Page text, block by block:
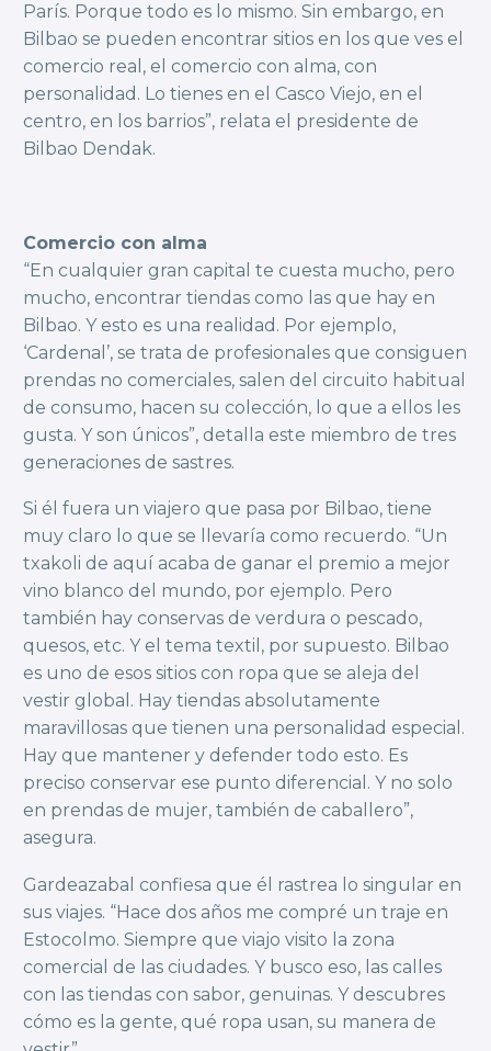
París. Porque todo es lo mismo. Sin embargo, en
Bilbao se pueden encontrar sitios en los que ves el
comercio real, el comercio con alma, con
personalidad. Lo tienes en el Casco Viejo, en el
centro, en los barrios”, relata el presidente de
Bilbao Dendak.
Comercio con alma
“En cualquier gran capital te cuesta mucho, pero
mucho, encontrar tiendas como las que hay en
Bilbao. Y esto es una realidad. Por ejemplo,
‘Cardenal’, se trata de profesionales que consiguen
prendas no comerciales, salen del circuito habitual
de consumo, hacen su colección, lo que a ellos les
gusta. Y son únicos”, detalla este miembro de tres
generaciones de sastres.
Si él fuera un viajero que pasa por Bilbao, tiene
muy claro lo que se llevaría como recuerdo. “Un
txakoli de aquí acaba de ganar el premio a mejor
vino blanco del mundo, por ejemplo. Pero
también hay conservas de verdura o pescado,
quesos, etc. Y el tema textil, por supuesto. Bilbao
es uno de esos sitios con ropa que se aleja del
vestir global. Hay tiendas absolutamente
maravillosas que tienen una personalidad especial.
Hay que mantener y defender todo esto. Es
preciso conservar ese punto diferencial. Y no solo
en prendas de mujer, también de caballero”,
asegura.
Gardeazabal confiesa que él rastrea lo singular en
sus viajes. “Hace dos años me compré un traje en
Estocolmo. Siempre que viajo visito la zona
comercial de las ciudades. Y busco eso, las calles
con las tiendas con sabor, genuinas. Y descubres
cómo es la gente, qué ropa usan, su manera de